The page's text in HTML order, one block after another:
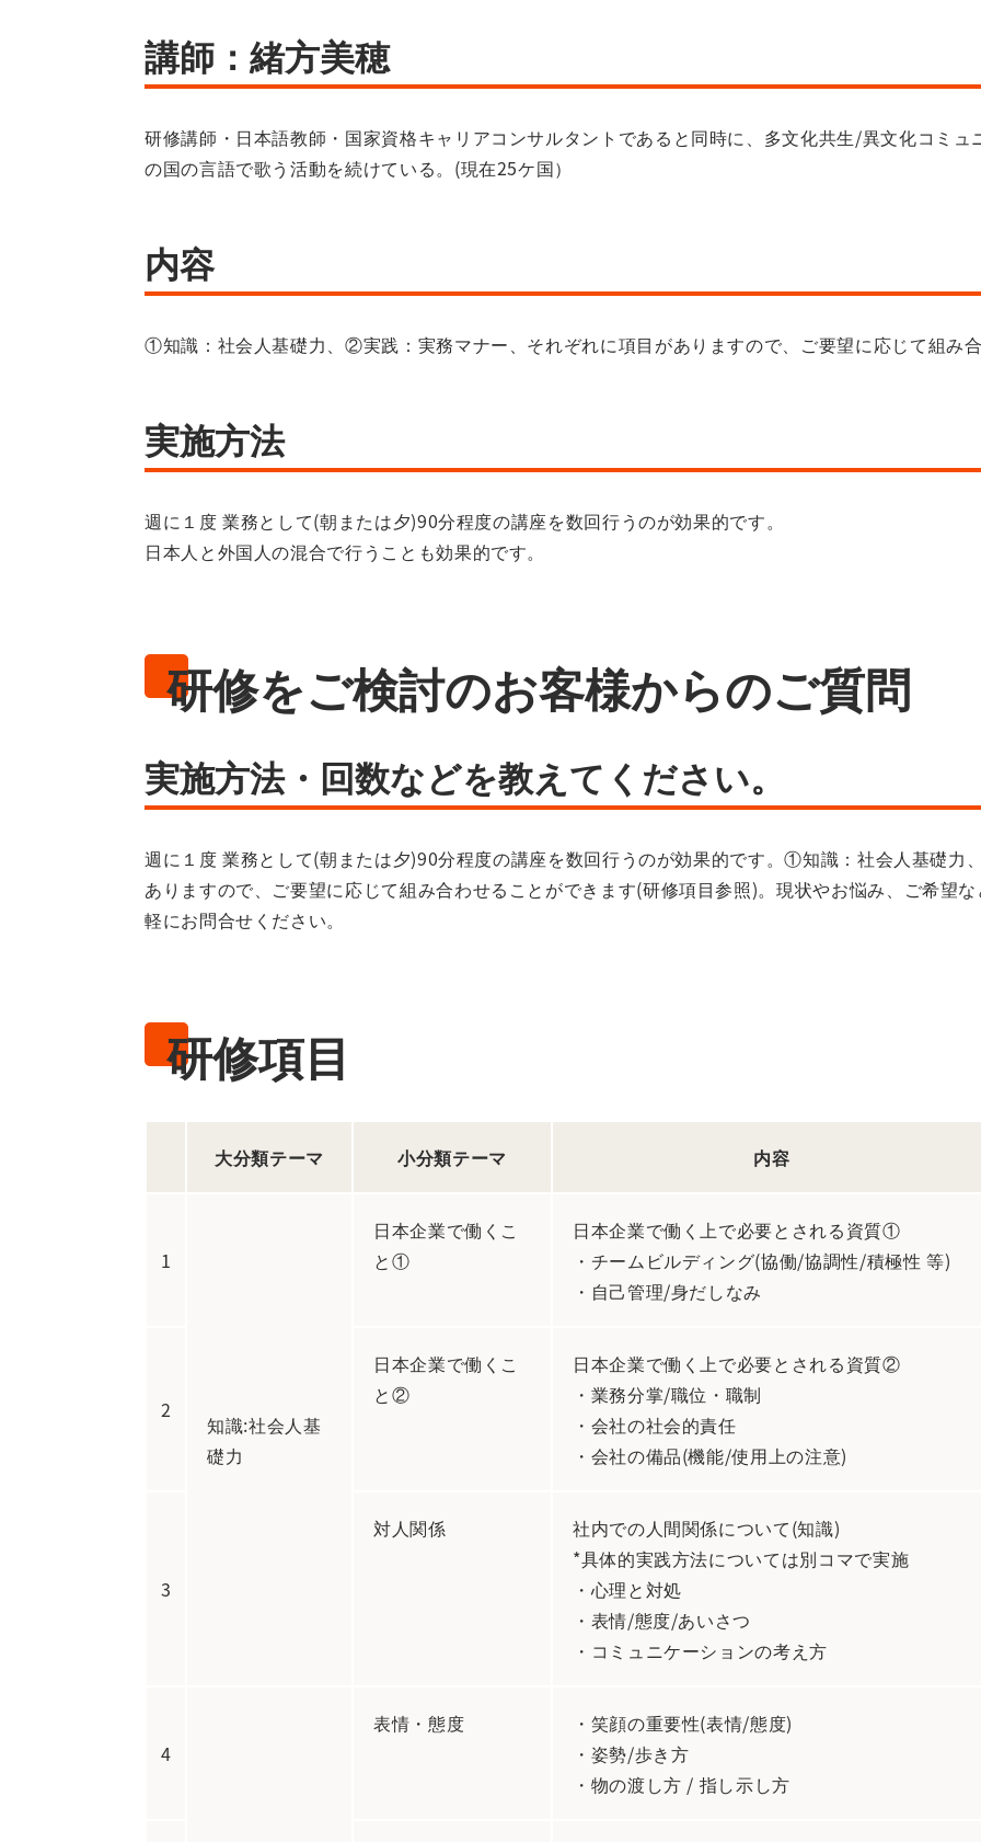
講師：緒方美穂
研修講師・日本語教師・国家資格キャリアコンサルタントであると同時に、多文化共生/異文化コミ
の国の言語で歌う活動を続けている。(現在25ケ国）
内容
①知識：社会人基礎力、②実践：実務マナー、それぞれに項目がありますので、ご要望に応じて組み
実施方法
週に１度 業務として(朝または夕)90分程度の講座を数回行うのが効果的です。
日本人と外国人の混合で行うことも効果的です。
研修をご検討のお客様からのご質問
実施方法・回数などを教えてください。
週に１度 業務として(朝または夕)90分程度の講座を数回行うのが効果的です。①知識：社会人基礎
ありますので、ご要望に応じて組み合わせることができます(研修項目参照)。現状やお悩み、ご希望
軽にお問合せください。
研修項目
大分類テーマ 小分類テーマ 内容
1
知識:社会人基
礎力
日本企業で働くこ
と①
日本企業で働く上で必要とされる資質①
・チームビルディング(協働/協調性/積極性 等)
・自己管理/身だしなみ
2
日本企業で働くこ
と②
日本企業で働く上で必要とされる資質②
・業務分掌/職位・職制
・会社の社会的責任
・会社の備品(機能/使用上の注意)
3
対人関係
社内での人間関係について(知識)
*具体的実践方法については別コマで実施
・心理と対処
・表情/態度/あいさつ
・コミュニケーションの考え方
4
表情・態度
・笑顔の重要性(表情/態度)
・姿勢/歩き方
・物の渡し方 / 指し示し方